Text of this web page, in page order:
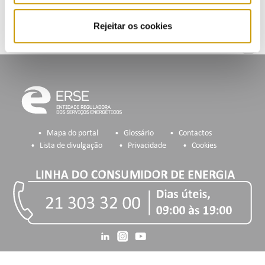
Rejeitar os cookies
Mapa do portal Glossário
Contactos
Lista de divulgação
Privacidade Cookies